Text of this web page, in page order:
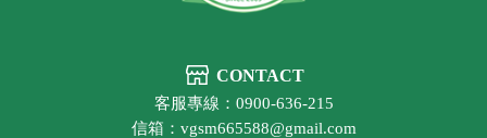
CONTACT
客服專線：0900-636-215
信箱：vgsm665588@gmail.com